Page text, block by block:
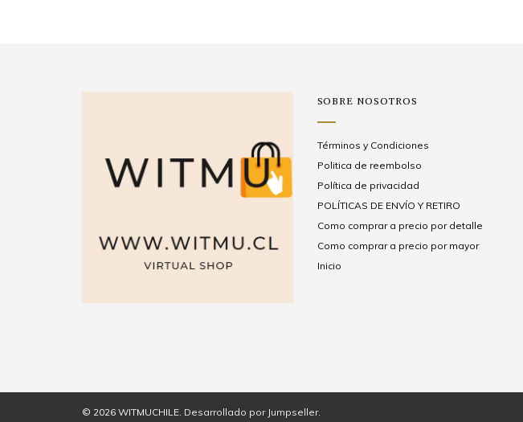
SOBRE NOSOTROS
Términos y Condiciones
Politica de reembolso
Política de privacidad
POLÍTICAS DE ENVÍO Y RETIRO
Como comprar a precio por detalle
Como comprar a precio por mayor
Inicio
© 2026 WITMUCHILE. Desarrollado por Jumpseller.